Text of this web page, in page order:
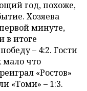
год, похоже,
Хозяева
минуте,
в итоге
– 4:2. Гости
мало что
«Ростов»
«Томи» – 1:3.